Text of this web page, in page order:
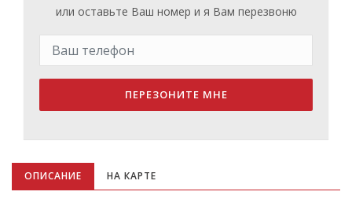
или оставьте Ваш номер и я Вам перезвоню
ПЕРЕЗОНИТЕ МНЕ
ОПИСАНИЕ НА КАРТЕ